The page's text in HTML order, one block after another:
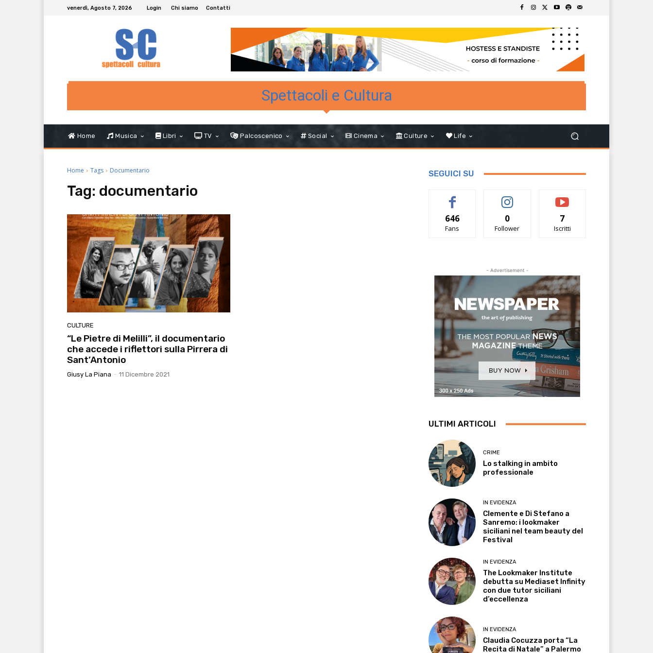
venerdì, Agosto 7, 2026 Login Chi siamo Contatti
Spettacoli e Cultura
Home Musica Libri TV Palcoscenico Social Cinema Culture Life
Home Tags Documentario
Tag: documentario
CULTURE
“Le Pietre di Melilli”, il documentario
che accede i riflettori sulla Pirrera di
Sant’Antonio
Giusy La Piana - 11 Dicembre 2021
SEGUICI SU
646
Fans
0
Follower
7
Iscritti
- Advertisement -
ULTIMI ARTICOLI
CRIME
Lo stalking in ambito
professionale
IN EVIDENZA
Clemente e Di Stefano a
Sanremo: i lookmaker
siciliani nel team beauty del
Festival
IN EVIDENZA
The Lookmaker Institute
debutta su Mediaset Infinity
con due tutor siciliani
d’eccellenza
IN EVIDENZA
Claudia Cocuzza porta “La
Recita di Natale” a Palermo